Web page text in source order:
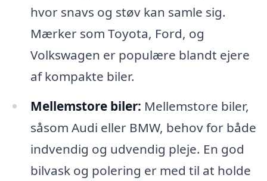
hvor snavs og støv kan samle sig.
Mærker som Toyota, Ford, og
Volkswagen er populære blandt ejere
af kompakte biler.
Mellemstore biler: Mellemstore biler,
såsom Audi eller BMW, behov for både
indvendig og udvendig pleje. En god
bilvask og polering er med til at holde